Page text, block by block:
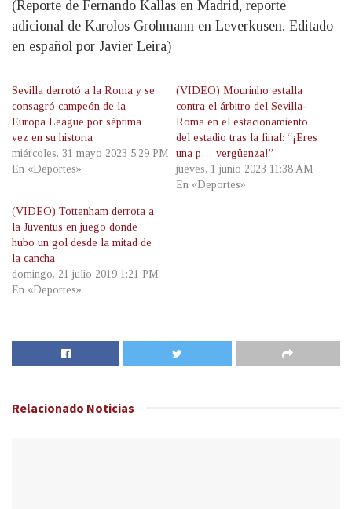
(Reporte de Fernando Kallas en Madrid, reporte
adicional de Karolos Grohmann en Leverkusen. Editado
en español por Javier Leira)
Sevilla derrotó a la Roma y se
consagró campeón de la
Europa League por séptima
vez en su historia
miércoles, 31 mayo 2023 5:29 PM
En «Deportes»
(VIDEO) Mourinho estalla
contra el árbitro del Sevilla-
Roma en el estacionamiento
del estadio tras la final: “¡Eres
una p… vergüenza!”
jueves, 1 junio 2023 11:38 AM
En «Deportes»
(VIDEO) Tottenham derrota a
la Juventus en juego donde
hubo un gol desde la mitad de
la cancha
domingo, 21 julio 2019 1:21 PM
En «Deportes»
Relacionado Noticias